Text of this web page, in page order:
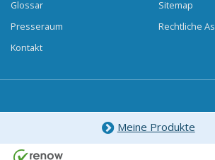
Glossar
Presseraum
Kontakt
Sitemap
Rechtliche
Meine Produkte